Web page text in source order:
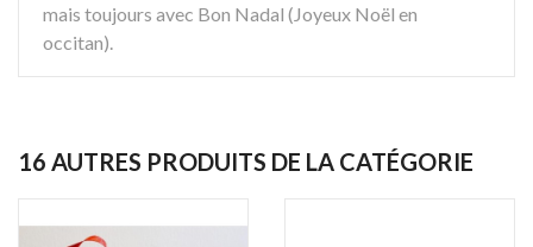
mais toujours avec Bon Nadal (Joyeux Noël en
occitan).
16 AUTRES PRODUITS DE LA CATÉGORIE